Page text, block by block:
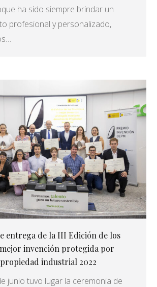
ha sido siempre brindar un
profesional y personalizado,
entrega de la III Edición de los
invención protegida por
industrial 2022
junio tuvo lugar la ceremonia de